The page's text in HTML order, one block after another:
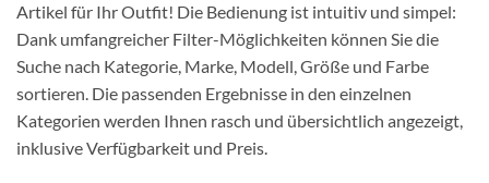
Artikel für Ihr Outfit! Die Bedienung ist intuitiv und simpel:
Dank umfangreicher Filter-Möglichkeiten können Sie die
Suche nach Kategorie, Marke, Modell, Größe und Farbe
sortieren. Die passenden Ergebnisse in den einzelnen
Kategorien werden Ihnen rasch und übersichtlich angezeigt,
inklusive Verfügbarkeit und Preis.